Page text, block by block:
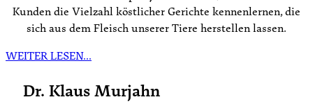
Kunden die Vielzahl köstlicher Gerichte kennenlernen, die
sich aus dem Fleisch unserer Tiere herstellen lassen.
WEITER LESEN…
Dr. Klaus Murjahn